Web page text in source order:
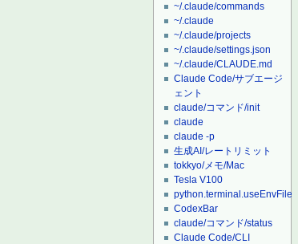
~/.claude/commands
~/.claude
~/.claude/projects
~/.claude/settings.json
~/.claude/CLAUDE.md
Claude Code/サブエージ
ェント
claude/コマンド/init
claude
claude -p
生成AI/レートリミット
tokkyo/メモ/Mac
Tesla V100
python.terminal.useEnvFile
CodexBar
claude/コマンド/status
Claude Code/CLI